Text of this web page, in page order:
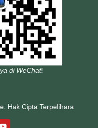
di WeChat!
Hak Cipta Terpelihara